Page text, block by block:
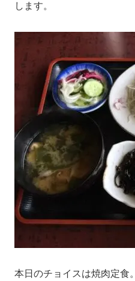
します。
本日のチョイスは焼肉定食。